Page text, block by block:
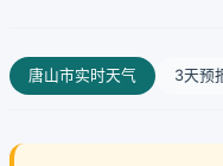
唐山市实时天气 3天预